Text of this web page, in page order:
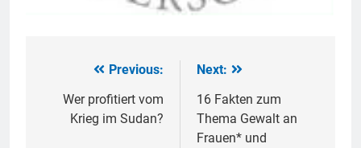
Beitragsnavigation
Previous:
Wer profitiert vom
Krieg im Sudan?
Next:
16 Fakten zum
Thema Gewalt an
Frauen* und